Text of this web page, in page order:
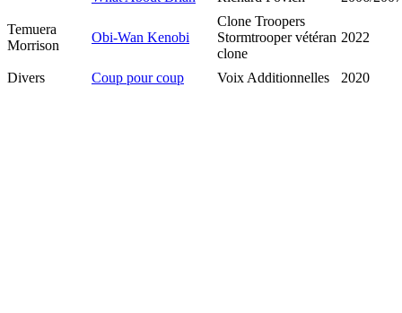
Temuera
Morrison
Obi-Wan Kenobi
Clone Troopers
2022
Stormtrooper vétéran
clone
Divers
Coup pour coup Voix Additionnelles 2020